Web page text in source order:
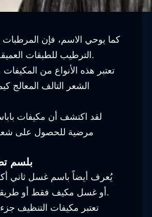
كما يوحي الاسم، فإن المرطبات
الترطيب للطبقات العميقة من شعرك.
تعتبر هذه الأنواع من المكيفات
الشعر التالف المعالج
لقد اكتشف أن مكيفات
مرضية للحصول على شعر
بلسم
يُعرف أيضاً باسم غسل ثاني
أو غسل مكيف فقط أو طريقة عدم التبرز.
تعتبر مكيفات التنظيف